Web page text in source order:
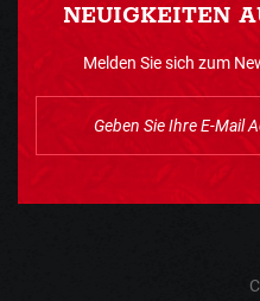
NEUIGKEITEN
Melden Sie sich zum